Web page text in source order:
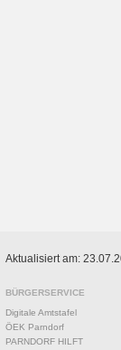
Aktualisiert am:
BÜRGERSERVICE
Digitale Amtstafel
ÖEK Parndorf
PARNDORF HILFT